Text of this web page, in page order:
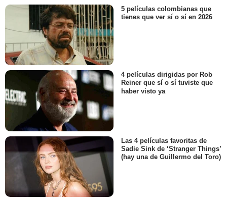
5 películas colombianas que
tienes que ver sí o sí en 2026
4 películas dirigidas por Rob
Reiner que sí o sí tuviste que
haber visto ya
Las 4 películas favoritas de
Sadie Sink de ‘Stranger Things’
(hay una de Guillermo del Toro)